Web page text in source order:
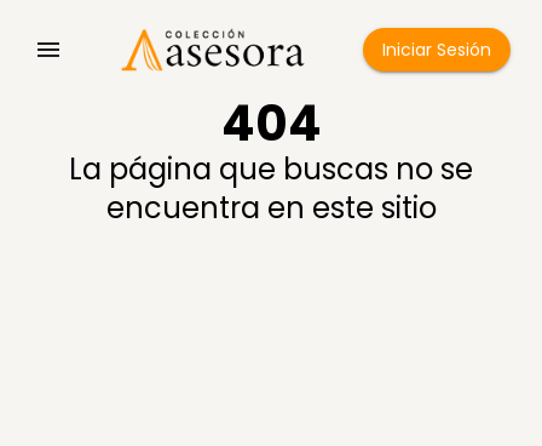
Iniciar Sesión
404
La página que buscas no se
encuentra en este sitio